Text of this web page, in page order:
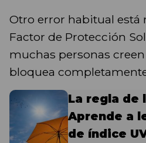
Otro error habitual está
Factor de Protección
muchas personas
bloquea
La regla de
Aprende a
de índice